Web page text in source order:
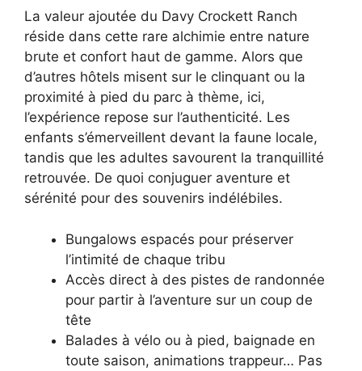
La valeur ajoutée du Davy Crockett Ranch
réside dans cette rare alchimie entre nature
brute et confort haut de gamme. Alors que
d’autres hôtels misent sur le clinquant ou la
proximité à pied du parc à thème, ici,
l’expérience repose sur l’authenticité. Les
enfants s’émerveillent devant la faune locale,
tandis que les adultes savourent la tranquillité
retrouvée. De quoi conjuguer aventure et
sérénité pour des souvenirs indélébiles.
Bungalows espacés pour préserver
l’intimité de chaque tribu
Accès direct à des pistes de randonnée
pour partir à l’aventure sur un coup de
tête
Balades à vélo ou à pied, baignade en
toute saison, animations trappeur… Pas